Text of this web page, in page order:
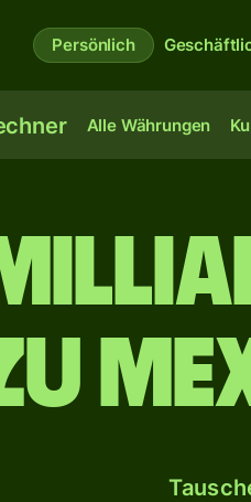
Persönlich
Alle Währungen